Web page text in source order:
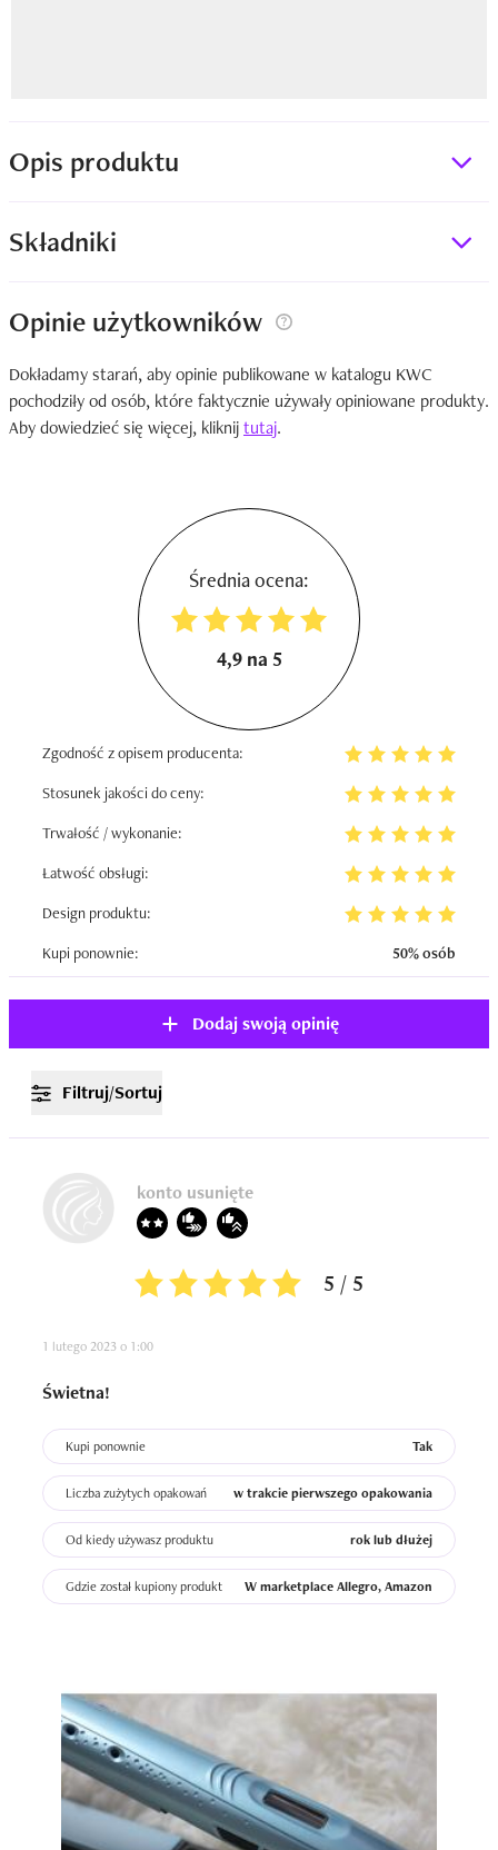
Opis produktu
Składniki
Opinie użytkowników
Dokładamy starań, aby opinie publikowane w katalogu KWC
pochodziły od osób, które faktycznie używały opiniowane produkty.
Aby dowiedzieć się więcej, kliknijtutaj.
Średnia ocena:
4,9 na 5
Zgodność z opisem producenta:
Stosunek jakości do ceny:
Trwałość / wykonanie:
Łatwość obsługi:
Design produktu:
Kupi ponownie:
50% osób
Dodaj swoją opinię
Filtruj/Sortuj
konto usunięte
5 / 5
1 lutego 2023 o 1:00
Świetna!
Kupi ponownie Tak
Liczba zużytych opakowań w trakcie pierwszego opakowania
Od kiedy używasz produktu rok lub dłużej
Gdzie został kupiony produkt W marketplace Allegro, Amazon